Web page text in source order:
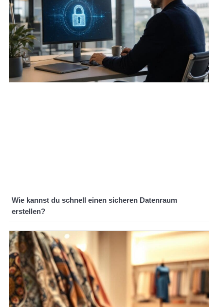
Wie kannst du schnell einen sicheren Datenraum
erstellen?